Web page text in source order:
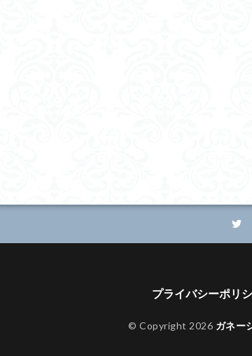
プライバシーポリ
© Copyright 2026 ガネー